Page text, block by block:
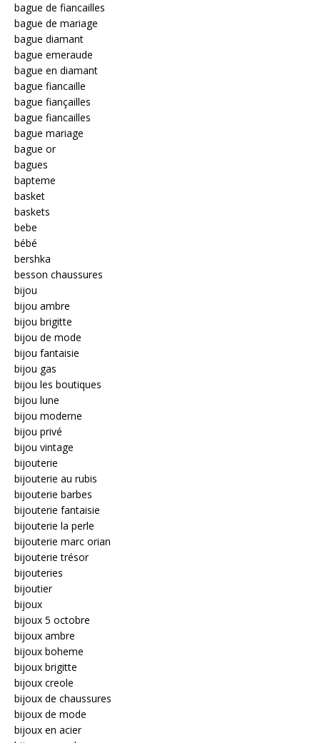
bague de fiancailles
bague de mariage
bague diamant
bague emeraude
bague en diamant
bague fiancaille
bague fiançailles
bague fiancailles
bague mariage
bague or
bagues
bapteme
basket
baskets
bebe
bébé
bershka
besson chaussures
bijou
bijou ambre
bijou brigitte
bijou de mode
bijou fantaisie
bijou gas
bijou les boutiques
bijou lune
bijou moderne
bijou privé
bijou vintage
bijouterie
bijouterie au rubis
bijouterie barbes
bijouterie fantaisie
bijouterie la perle
bijouterie marc orian
bijouterie trésor
bijouteries
bijoutier
bijoux
bijoux 5 octobre
bijoux ambre
bijoux boheme
bijoux brigitte
bijoux creole
bijoux de chaussures
bijoux de mode
bijoux en acier